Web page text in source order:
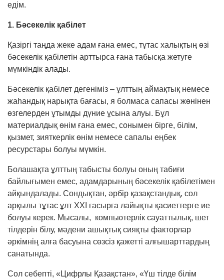
едім.
1. Бәсекелік қабілет
Қазіргі таңда жеке адам ғана емес, тұтас халық­тың өзі
бәсекелік қабілетін арттырса ғана та­быс­қа жетуге
мүмкіндік алады.
Бәсекелік қабілет дегеніміз – ұлттың аймақтық немесе
жаһандық нарықта бағасы, я болмаса сапасы жөнінен
өзгелерден ұтымды дүние ұсы­на алуы. Бұл
материалдық өнім ғана емес, соны­мен бірге, білім,
қызмет, зияткерлік өнім немесе сапалы еңбек
ресурстары болуы мүмкін.
Болашақта ұлттың табысты болуы оның табиғи
байлығымен емес, адамдарының бәсекелік қа­бі­летімен
айқындалады. Сондықтан, әрбір қазақ­стандық, сол
арқылы тұтас ұлт ХХІ ғасырға лайықты қасиеттерге ие
болуы керек. Мысалы, ком­пьютерлік сауаттылық, шет
тілдерін білу, мә­дени ашықтық сияқты факторлар
әркімнің алға басуына сөзсіз қажетті алғышарттардың
сана­тында.
Сол себепті, «Цифрлы Қазақстан», «Үш тілде білім